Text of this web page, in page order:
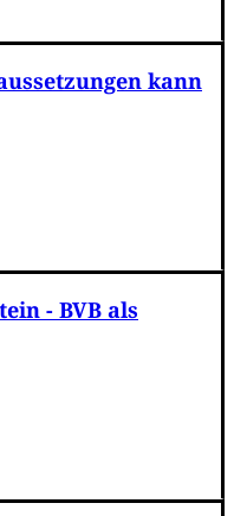
kann
- BVB als